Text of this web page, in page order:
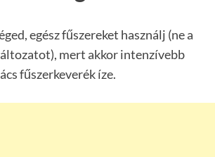
egész fűszereket használj (ne a
mert akkor intenzívebb
fűszerkeverék íze.